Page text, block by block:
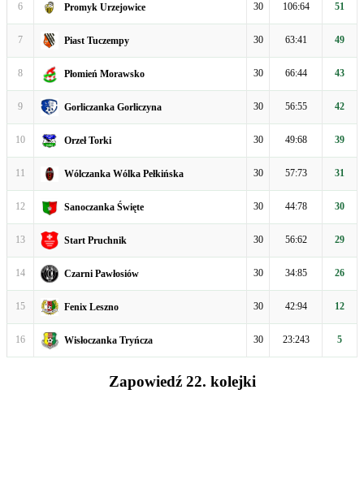
6 Promyk Urzejowice 30 106:64 51
7 Piast Tuczempy 30 63:41 49
8 Płomień Morawsko 30 66:44 43
9 Gorliczanka Gorliczyna 30 56:55 42
10 Orzeł Torki 30 49:68 39
11 Wólczanka Wólka Pełkińska 30 57:73 31
12 Sanoczanka Święte 30 44:78 30
13 Start Pruchnik 30 56:62 29
14 Czarni Pawłosiów 30 34:85 26
15 Fenix Leszno 30 42:94 12
16 Wisłoczanka Tryńcza 30 23:243 5
Zapowiedź 22. kolejki